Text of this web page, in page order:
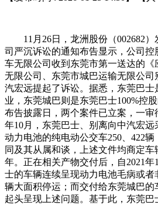
11月26日，龙洲股份（002682）
司严沉诉讼的通知布告显示，公司
车无限公司收到东莞市第一送达的
无限公司、东莞市城巴运输无限公司
汽宏远提起了诉讼。据悉，东莞巴
业，东莞城巴则是东莞巴士100%控
布告披露日，两个案件已立案，一审
年10月，东莞巴士、别离向中汽宏
动力电池的纯电动公交车250、422
同及其从属和谈，上述文件均商定
年。正在相关产物交付后，自2021
士的车辆连续呈现动力电池毛病或
辆大面积停运；而交付给东莞城巴的
起头呈现上述问题。基于此，东莞